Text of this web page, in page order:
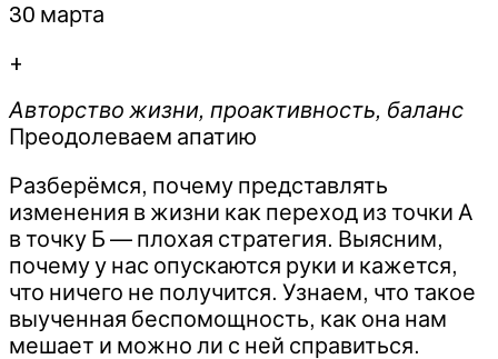
30 марта
+
Авторство жизни, проактивность, баланс
Преодолеваем апатию
Разберёмся, почему представлять
изменения в жизни как переход из точки А
в точку Б — плохая стратегия. Выясним,
почему у нас опускаются руки и кажется,
что ничего не получится. Узнаем, что такое
выученная беспомощность, как она нам
мешает и можно ли с ней справиться.